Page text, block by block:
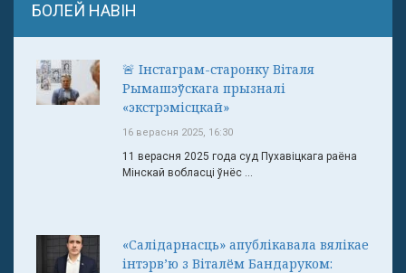
БОЛЕЙ НАВІН
🚨 Інстаграм-старонку Віталя
Рымашэўскага прызналі
«экстрэмісцкай»
16 верасня 2025, 16:30
11 верасня 2025 года суд Пухавіцкага раёна
Мінскай вобласці ўнёс ...
«Салідарнасць» апублікавала вялікае
інтэрв’ю з Віталём Бандаруком: